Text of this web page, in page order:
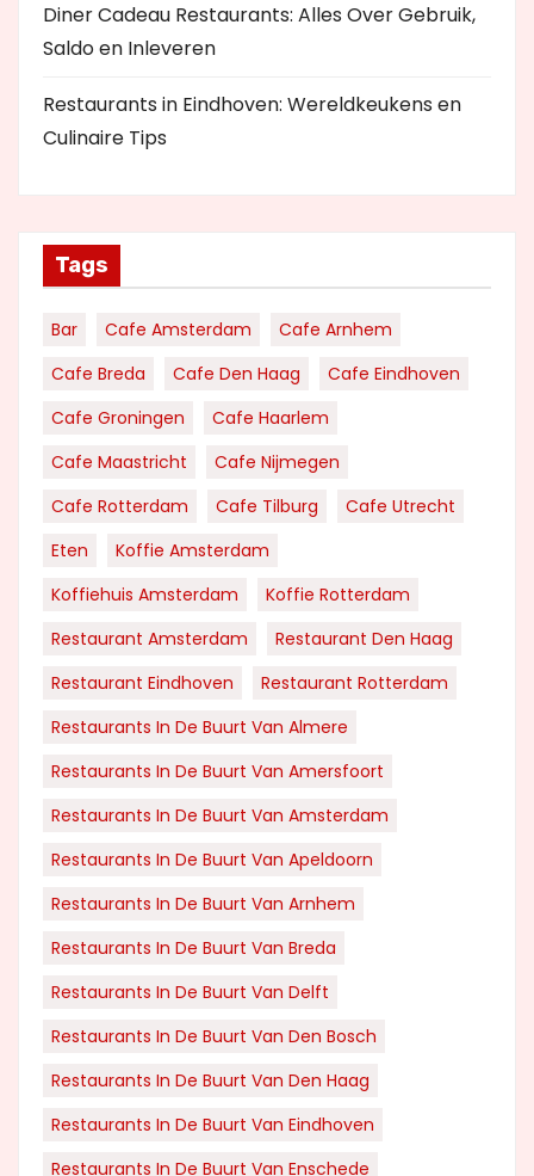
Diner Cadeau Restaurants: Alles Over Gebruik,
Saldo en Inleveren
Restaurants in Eindhoven: Wereldkeukens en
Culinaire Tips
Tags
Bar Cafe Amsterdam
Cafe Arnhem
Cafe Breda
Cafe Den Haag
Cafe Eindhoven
Cafe Groningen
Cafe Haarlem
Cafe Maastricht
Cafe Nijmegen
Cafe Rotterdam
Cafe Tilburg
Cafe Utrecht
Eten
Koffie Amsterdam
Koffiehuis Amsterdam
Koffie Rotterdam
Restaurant Amsterdam
Restaurant Den Haag
Restaurant Eindhoven
Restaurant Rotterdam
Restaurants In De Buurt Van Almere
Restaurants In De Buurt Van Amersfoort
Restaurants In De Buurt Van Amsterdam
Restaurants In De Buurt Van Apeldoorn
Restaurants In De Buurt Van Arnhem
Restaurants In De Buurt Van Breda
Restaurants In De Buurt Van Delft
Restaurants In De Buurt Van Den Bosch
Restaurants In De Buurt Van Den Haag
Restaurants In De Buurt Van Eindhoven
Restaurants In De Buurt Van Enschede